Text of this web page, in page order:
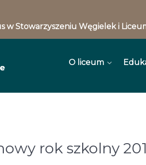
w Stowarzyszeniu Węgielek i
O liceum
rok szkolny